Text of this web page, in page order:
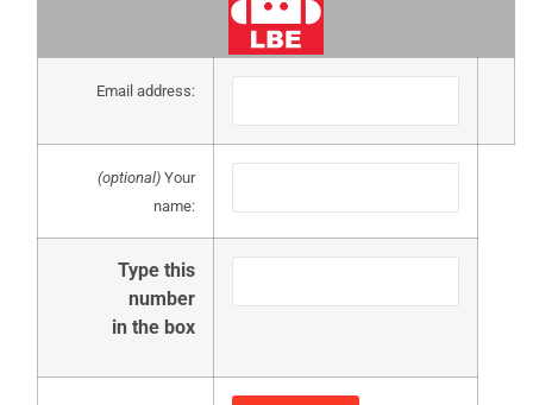
Email address:
(optional) Your
name:
Type this
number
in the box